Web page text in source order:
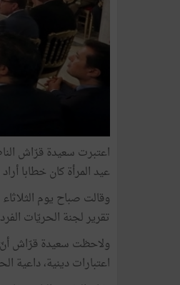
اعتبرت سعيدة قرّاش
عيد المرأة كان خطابا
وقالت صباح يوم
تقرير لجنة الحريّات
ولاحظت سعيدة قرّاش
اعتبارات دينية، داعية